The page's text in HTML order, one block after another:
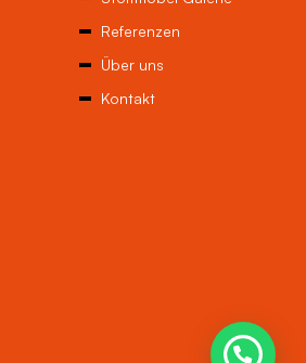
Referenzen
Über uns
Kontakt